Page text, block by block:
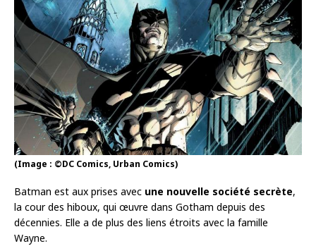
(Image : ©DC Comics, Urban Comics)
Batman est aux prises avec une nouvelle société secrète,
la cour des hiboux, qui œuvre dans Gotham depuis des
décennies. Elle a de plus des liens étroits avec la famille
Wayne.